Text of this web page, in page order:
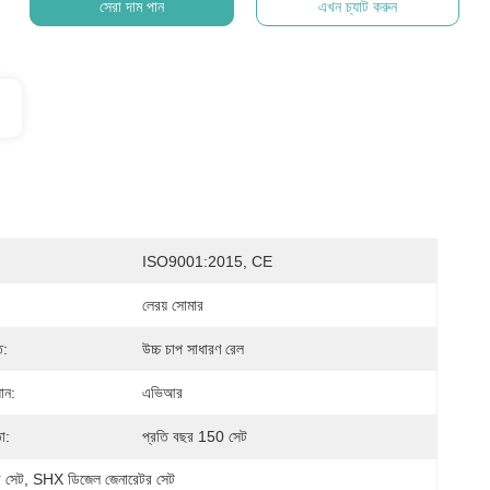
সেরা দাম পান এখন চ্যাট করুন
ISO9001:2015, CE
লেরয় সোমার
উচ্চ চাপ সাধারণ রেল
এভিআর
প্রতি বছর 150 সেট
সেট , SHX ডিজেল জেনারেটর সেট